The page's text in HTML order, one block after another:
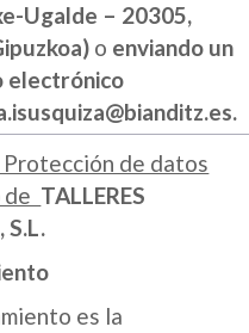
Ugalde – 20305,
o enviando un
electrónico
de datos
TALLERES
S.L.
es la